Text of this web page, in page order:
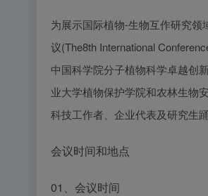
为展示国际植物-生物互作研究
议(The8th International
中国科学院分子植物科学卓越创
业大学植物保护学院和农林生物
科技工作者、企业代表及研究生踊
会议时间和地点
01、会议时间